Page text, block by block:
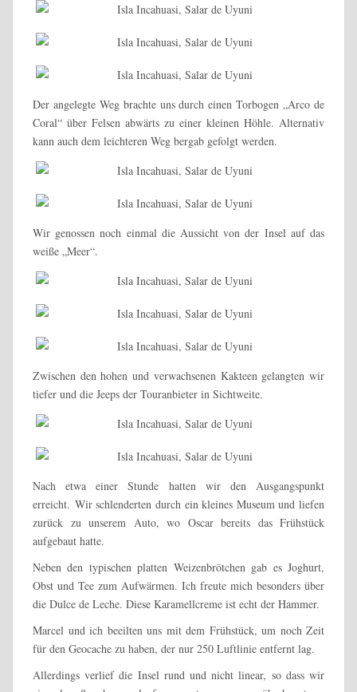
Der angelegte Weg brachte uns durch einen Torbogen „Arco de
Coral“ über Felsen abwärts zu einer kleinen Höhle. Alternativ
kann auch dem leichteren Weg bergab gefolgt werden.
Wir genossen noch einmal die Aussicht von der Insel auf das
weiße „Meer“.
Zwischen den hohen und verwachsenen Kakteen gelangten wir
tiefer und die Jeeps der Touranbieter in Sichtweite.
Nach etwa einer Stunde hatten wir den Ausgangspunkt
erreicht. Wir schlenderten durch ein kleines Museum und liefen
zurück zu unserem Auto, wo Oscar bereits das Frühstück
aufgebaut hatte.
Neben den typischen platten Weizenbrötchen gab es Joghurt,
Obst und Tee zum Aufwärmen. Ich freute mich besonders über
die Dulce de Leche. Diese Karamellcreme ist echt der Hammer.
Marcel und ich beeilten uns mit dem Frühstück, um noch Zeit
für den Geocache zu haben, der nur 250 Luftlinie entfernt lag.
Allerdings verlief die Insel rund und nicht linear, so dass wir